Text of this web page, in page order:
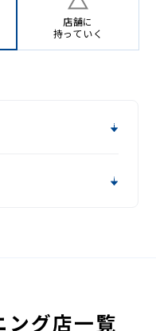
店舗に
持っていく
ング店一覧